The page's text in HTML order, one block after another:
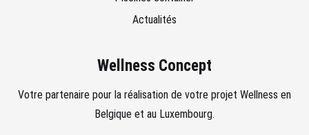
Actualités
Wellness Concept
Votre partenaire pour la réalisation de votre projet Wellness en
Belgique et au Luxembourg.